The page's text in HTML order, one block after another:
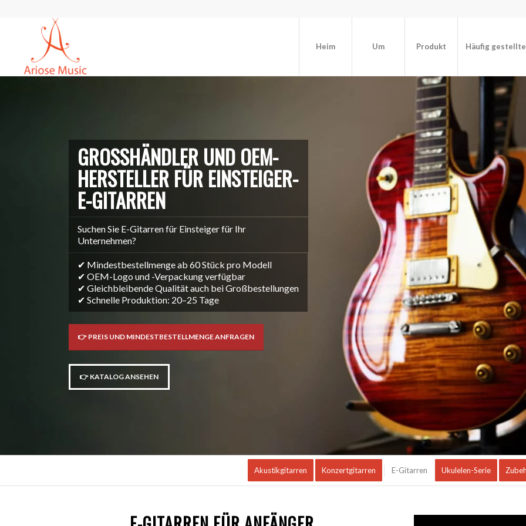
Heim Um Produkt Häufig
GROSSHÄNDLER UND OEM-H
ERSTELLER FÜR EINSTEIGER-E
-GITARREN
Suchen Sie E-Gitarren für Einsteiger für Ihr
Unternehmen?
✔ Mindestbestellmenge ab 60 Stück pro Modell
✔ OEM-Logo und -Verpackung verfügbar
✔ Gleichbleibende Qualität auch bei Großbestellungen
✔ Schnelle Produktion: 20–25 Tage
👉 PREIS UND MINDESTBESTELLMENGE ANFRAGEN
👉 KATALOG ANSEHEN
Akustikgitarren Konzertgitarren E-Gitarren Ukulelen-Serie